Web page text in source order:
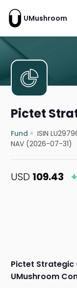
UMushroom
Pictet
Fund ISIN
NAV (2026-07-31)
USD 109.43
Pictet Strategic
UMushroom